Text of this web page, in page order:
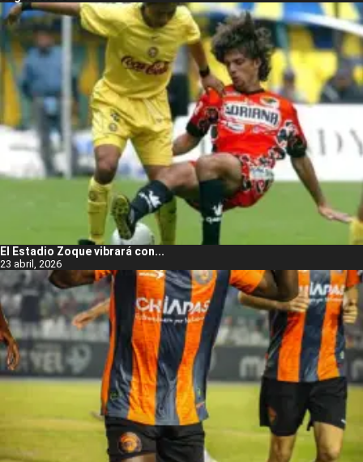
El Estadio Zoque vibrará con...
23 abril, 2026